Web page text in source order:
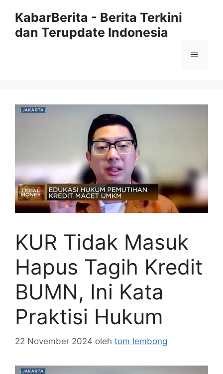
KabarBerita - Berita Terkini
dan Terupdate Indonesia
Menu
KUR Tidak Masuk
Hapus Tagih Kredit
BUMN, Ini Kata
Praktisi Hukum
22 November 2024 oleh tom lembong